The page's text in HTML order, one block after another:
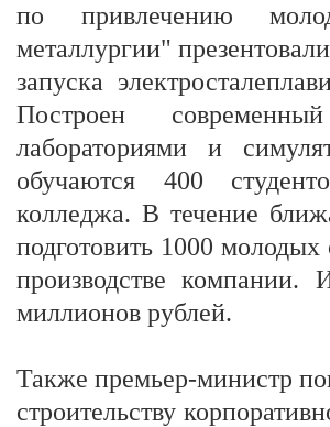
по привлечению
металлургии"
запуска
Построен
лабораториями и
обучаются 400
колледжа. В течение
подготовить 1000
производстве компании.
миллионов рублей.
Также премьер-министр
строительству